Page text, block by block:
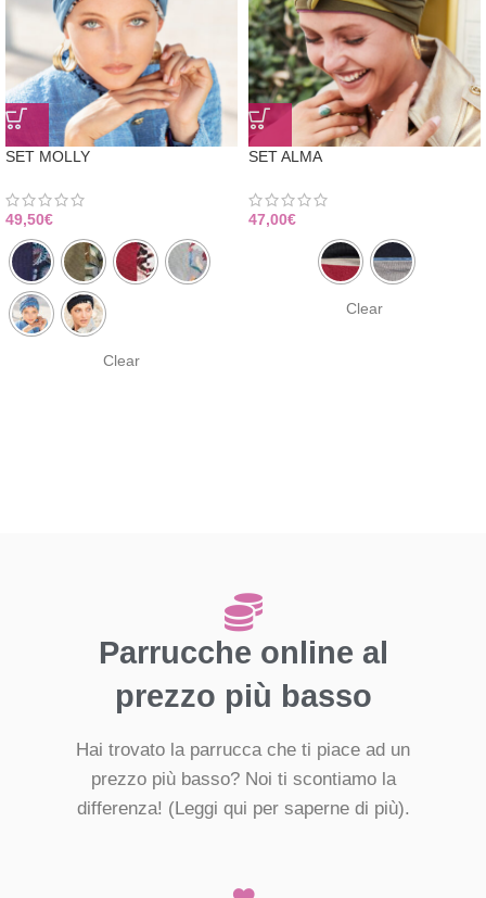
SET MOLLY
49,50€
Clear
SET ALMA
47,00€
Clear
Parrucche online al
prezzo più basso
Hai trovato la parrucca che ti piace ad un
prezzo più basso? Noi ti scontiamo la
differenza! (Leggi qui per saperne di più).